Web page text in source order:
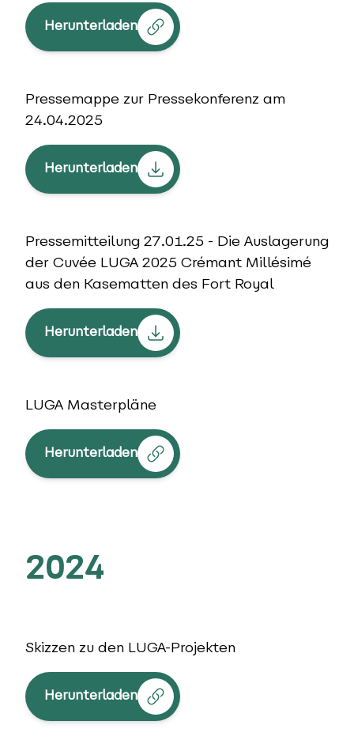
Herunterladen
Pressemappe zur Pressekonferenz am
24.04.2025
Herunterladen
Pressemitteilung 27.01.25 - Die Auslagerung
der Cuvée LUGA 2025 Crémant Millésimé
aus den Kasematten des Fort Royal
Herunterladen
LUGA Masterpläne
Herunterladen
2024
Skizzen zu den LUGA-Projekten
Herunterladen